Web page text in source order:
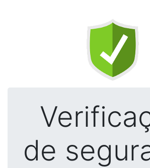
de